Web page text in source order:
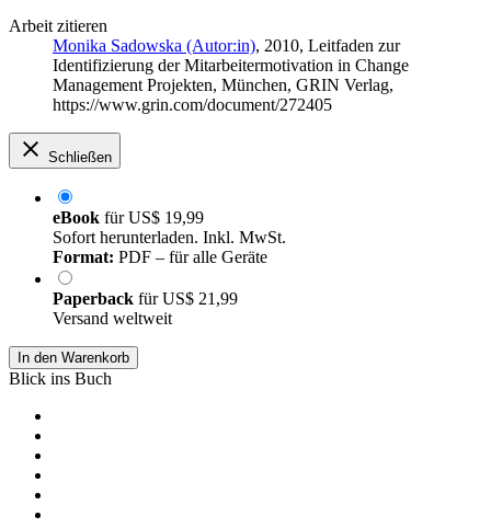
Arbeit zitieren
Monika Sadowska (Autor:in), 2010, Leitfaden zur
Identifizierung der Mitarbeitermotivation in Change
Management Projekten, München, GRIN Verlag,
https://www.grin.com/document/272405
Schließen
eBook fürUS$ 19,99
Sofort herunterladen. Inkl. MwSt.
Format: PDF – für alle Geräte
Paperback fürUS$ 21,99
Versand weltweit
In den Warenkorb
Blick ins Buch